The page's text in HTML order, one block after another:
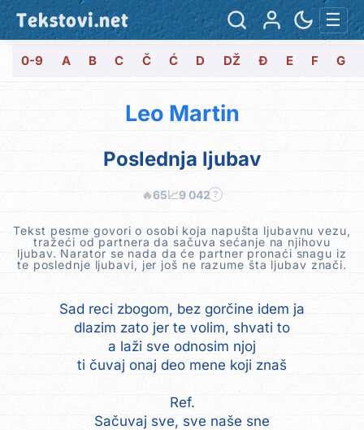
Tekstovi.net ☰
0-9 A B C Č Ć D DŽ Đ E F G
Leo Martin
Poslednja ljubav
🔥65📈9 042 ?
Tekst pesme govori o osobi koja napušta ljubavnu vezu,
tražeći od partnera da sačuva sećanje na njihovu
ljubav. Narator se nada da će partner pronaći snagu iz
te poslednje ljubavi, jer još ne razume šta ljubav znači.
Sad reci zbogom, bez gorčine idem ja
dlazim zato jer te volim, shvati to
a laži sve odnosim njoj
ti čuvaj onaj deo mene koji znaš
Ref.
Sačuvaj sve, sve naše sne